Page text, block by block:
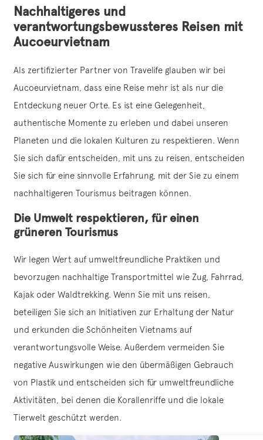
Nachhaltigeres und
verantwortungsbewussteres Reisen mit
Aucoeurvietnam
Als zertifizierter Partner von Travelife glauben wir bei
Aucoeurvietnam, dass eine Reise mehr ist als nur die
Entdeckung neuer Orte. Es ist eine Gelegenheit,
authentische Momente zu erleben und dabei unseren
Planeten und die lokalen Kulturen zu respektieren. Wenn
Sie sich dafür entscheiden, mit uns zu reisen, entscheiden
Sie sich für eine sinnvolle Erfahrung, mit der Sie zu einem
nachhaltigeren Tourismus beitragen können.
Die Umwelt respektieren, für einen
grüneren Tourismus
Wir legen Wert auf umweltfreundliche Praktiken und
bevorzugen nachhaltige Transportmittel wie Zug, Fahrrad,
Kajak oder Waldtrekking. Wenn Sie mit uns reisen,
beteiligen Sie sich an Initiativen zur Erhaltung der Natur
und erkunden die Schönheiten Vietnams auf
verantwortungsvolle Weise. Außerdem vermeiden Sie
negative Auswirkungen wie den übermäßigen Gebrauch
von Plastik und entscheiden sich für umweltfreundliche
Aktivitäten, bei denen die Korallenriffe und die lokale
Tierwelt geschützt werden.